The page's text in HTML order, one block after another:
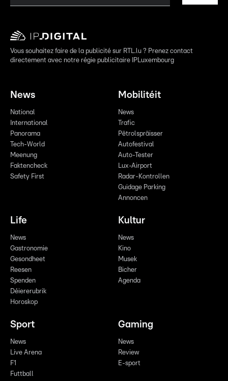
Vous souhaitez faire de la publicité sur RTL.lu ? Prenez contact
directement avec notre régie publicitaire IPLuxembourg
News
National
International
Panorama
Tech-World
Meenung
Faktencheck
Safety First
Mobilitéit
News
Trafic
Pëtrolspräisser
Autofestival
Auto-Tester
Lux-Airport
Radar-Kontrollen
Guidage Parking
Annoncen
Life
News
Gastronomie
Gesondheet
Reesen
Spenden
Déiererubrik
Horoskop
Kultur
News
Kino
Musek
Bicher
Agenda
Sport
News
Live Arena
F1
Futtball
Gaming
News
Review
E-sport